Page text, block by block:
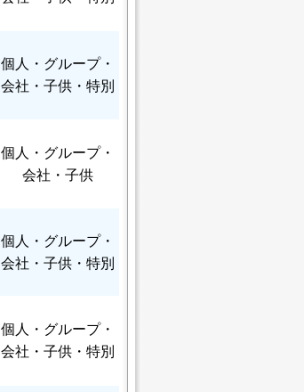
個人
・グループ・
会社・子供・特別
個人
・グループ・
会社・子供
個人
・グループ・
会社・子供・特別
個人
・グループ・
会社・子供・特別